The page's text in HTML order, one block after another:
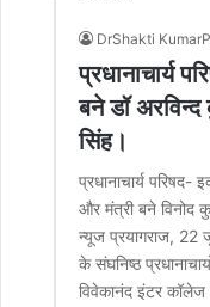
DrShakti
प्रधानाचार्य
बने डॉ
सिंह।
प्रधानाचार्य
और मंत्री बने विनोद
न्यूज प्रयागराज, 22
के संघनिष्ठ
विवेकानंद इंटर कॉलेज